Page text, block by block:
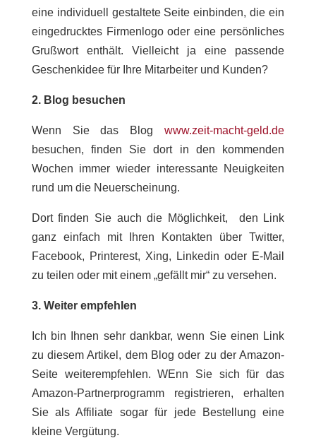
eine individuell gestaltete Seite einbinden, die ein
eingedrucktes Firmenlogo oder eine persönliches
Grußwort enthält. Vielleicht ja eine passende
Geschenkidee für Ihre Mitarbeiter und Kunden?
2. Blog besuchen
Wenn Sie das Blogwww.zeit-macht-geld.de
besuchen, finden Sie dort in den kommenden
Wochen immer wieder interessante Neuigkeiten
rund um die Neuerscheinung.
Dort finden Sie auch die Möglichkeit, den Link
ganz einfach mit Ihren Kontakten über Twitter,
Facebook, Printerest, Xing, Linkedin oder E-Mail
zu teilen oder mit einem „gefällt mir“ zu versehen.
3. Weiter empfehlen
Ich bin Ihnen sehr dankbar, wenn Sie einen Link
zu diesem Artikel, dem Blog oder zu der Amazon-
Seite weiterempfehlen. WEnn Sie sich für das
Amazon-Partnerprogramm registrieren, erhalten
Sie als Affiliate sogar für jede Bestellung eine
kleine Vergütung.